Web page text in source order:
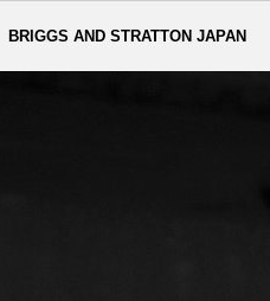
BRIGGS AND STRATTON JAPAN